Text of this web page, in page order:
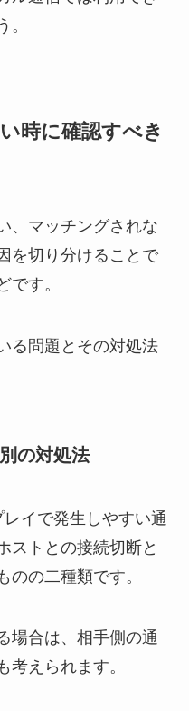
。
時に確認すべき
、マッチングされな
を切り分けることで
です。
る問題とその対処法
の対処法
イで発生しやすい通
ストとの接続切断と
のの二種類です。
場合は、相手側の通
考えられます。